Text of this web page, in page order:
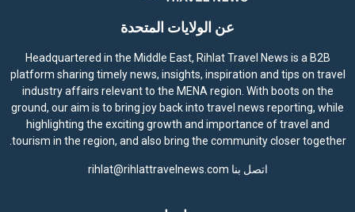
عن الولايات المتحدة
Headquartered in the Middle East, Rihlat Travel News is a B2B
platform sharing timely news, insights, inspiration and tips on travel
industry affairs relevant to the MENA region. With boots on the
ground, our aim is to bring joy back into travel news reporting, while
highlighting the exciting growth and importance of travel and
tourism in the region, and also bring the community closer together.
اتصل بنا rihlat@rihlattravelnews.com